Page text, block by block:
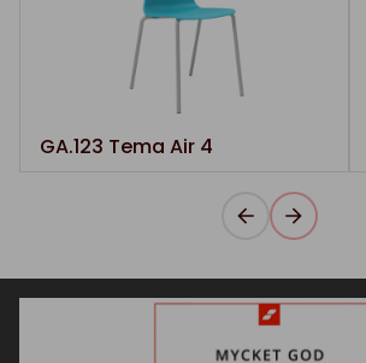
GA.123 Tema Air 4